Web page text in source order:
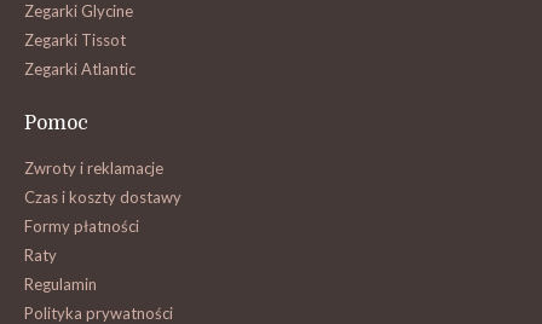
Zegarki Glycine
Zegarki Tissot
Zegarki Atlantic
Pomoc
Zwroty i reklamacje
Czas i koszty dostawy
Formy płatności
Raty
Regulamin
Polityka prywatności